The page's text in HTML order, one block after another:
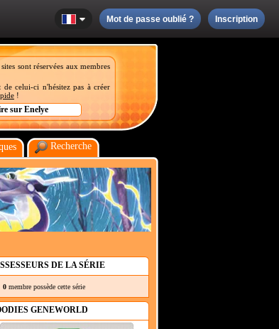
Mot de passe oublié ? Inscription
sont réservées aux membres
celui-ci n'hésitez pas à créer
!
Recherche
DE LA SÉRIE
0 membre possède cette série
GENEWORLD